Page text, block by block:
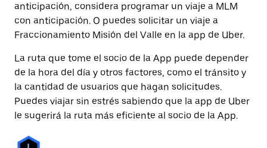
anticipación, considera programar un viaje a MLM
con anticipación. O puedes solicitar un viaje a
Fraccionamiento Misión del Valle en la app de Uber.
La ruta que tome el socio de la App puede depender
de la hora del día y otros factores, como el tránsito y
la cantidad de usuarios que hagan solicitudes.
Puedes viajar sin estrés sabiendo que la app de Uber
le sugerirá la ruta más eficiente al socio de la App.